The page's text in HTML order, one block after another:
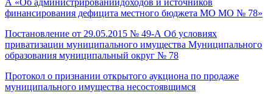
финансирования дефицита местного бюджета МО МО № 78»
Постановление от 29.05.2015 № 49-А Об условиях
приватизации муниципального имущества Муниципального
образования муниципальный округ № 78
Протокол о признании открытого аукциона по продаже
муниципального имущества несостоявщимся